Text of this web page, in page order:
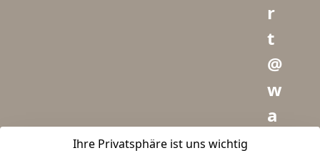
Ihre Privatsphäre ist uns wichtig
r
t
@
w
a